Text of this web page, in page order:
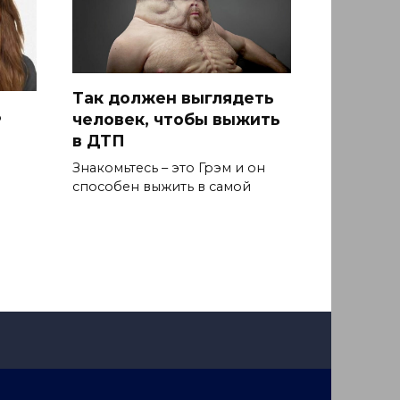
Так должен выглядеть
человек, чтобы выжить
в ДТП
Знакомьтесь – это Грэм и он
способен выжить в самой